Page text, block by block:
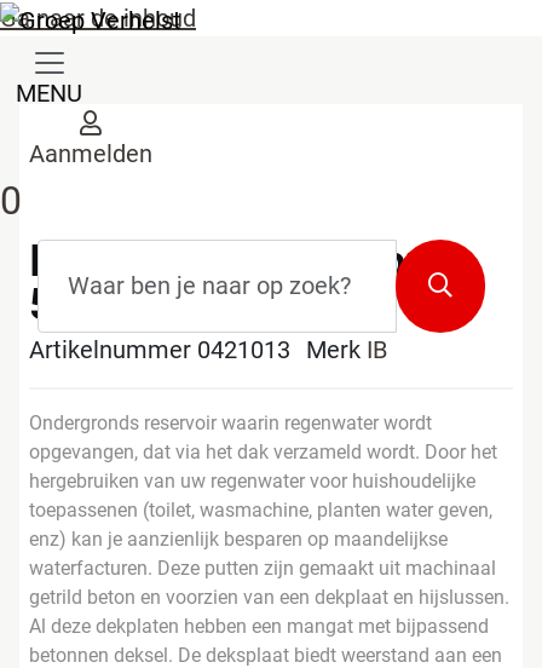
Ga naar de inhoud
MENU
Aanmelden
0
Zoeken
Ibeton regenwaterput
5000L laag model
Artikelnummer 0421013 Merk IB
Ondergronds reservoir waarin regenwater wordt
opgevangen, dat via het dak verzameld wordt. Door het
hergebruiken van uw regenwater voor huishoudelijke
toepassenen (toilet, wasmachine, planten water geven,
enz) kan je aanzienlijk besparen op maandelijkse
waterfacturen. Deze putten zijn gemaakt uit machinaal
getrild beton en voorzien van een dekplaat en hijslussen.
Al deze dekplaten hebben een mangat met bijpassend
betonnen deksel. De deksplaat biedt weerstand aan een